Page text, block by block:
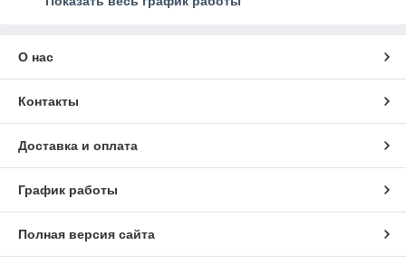
О нас
Контакты
Доставка и оплата
График работы
Полная версия сайта